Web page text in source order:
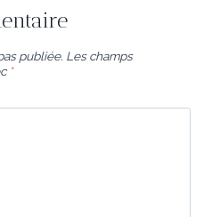
publiée. Les champs
*